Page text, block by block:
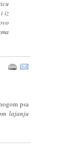
iz
psa
lajanju